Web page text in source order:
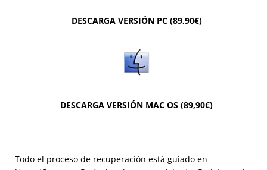
DESCARGA VERSIÓN PC (89,90€)
DESCARGA VERSIÓN MAC OS (89,90€)
Todo el proceso de recuperación está guiado en